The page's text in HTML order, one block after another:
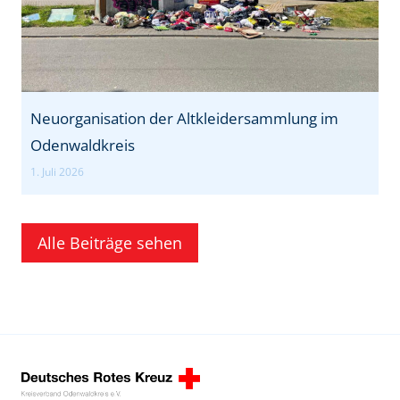
Neuorganisation der Altkleidersammlung im
Odenwaldkreis
1. Juli 2026
Alle Beiträge sehen